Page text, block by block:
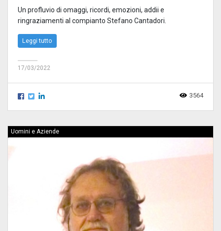
Un profluvio di omaggi, ricordi, emozioni, addii e
ringraziamenti al compianto Stefano Cantadori.
Leggi tutto
17/03/2022
3564
Uomini e Aziende